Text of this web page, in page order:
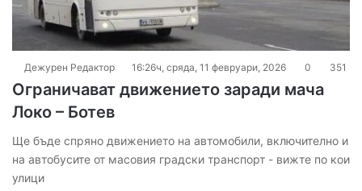
Дежурен Редактор 16:26ч, сряда, 11 февруари, 2026 0 351
Ограничават движението заради мача
Локо – Ботев
Ще бъде спряно движението на автомобили, включително и
на автобусите от масовия градски транспорт - вижте по кои
улици